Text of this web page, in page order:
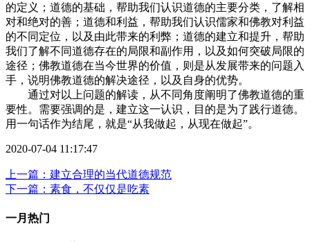
的定义；道德的基础，帮助我们认识道德的主要分类，了解相
对和绝对的善；道德和利益，帮助我们认识儒家和佛教对利益
的不同定位，以及由此带来的利弊；道德的建立和提升，帮助
我们了解不同道德存在的局限和副作用，以及如何突破局限的
途径；佛教道德在当今世界的价值，则是从发展带来的问题入
手，说明佛教道德的解决途径，以及自身的优势。
通过对以上问题的解读，从不同角度阐明了佛教道德的重
要性。需要强调的是，建立这一认识，目的是为了践行道德。
用一句话作为结尾，就是“从我做起，从现在做起”。
2020-07-04 11:17:47
上一篇：建立合理的当代道德规范
下一篇：素食，不仅仅是吃素
一月热门